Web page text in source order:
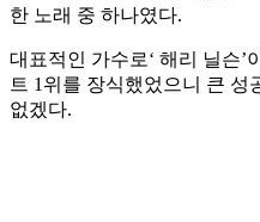
한 노래 중 하나였다.
대표적인 가수로‘ 해리 닐슨’
트 1위를 장식했었으니 큰 성
없겠다.